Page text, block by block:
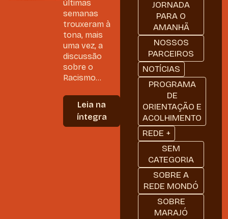
últimas
semanas
trouxeram à
tona, mais
uma vez, a
discussão
sobre o
Racismo...
Leia na
íntegra
JORNADA
PARA O
AMANHÃ
NOSSOS
PARCEIROS
NOTÍCIAS
PROGRAMA
DE
ORIENTAÇÃO E
ACOLHIMENTO
REDE +
SEM
CATEGORIA
SOBRE A
REDE MONDÓ
SOBRE
MARAJÓ